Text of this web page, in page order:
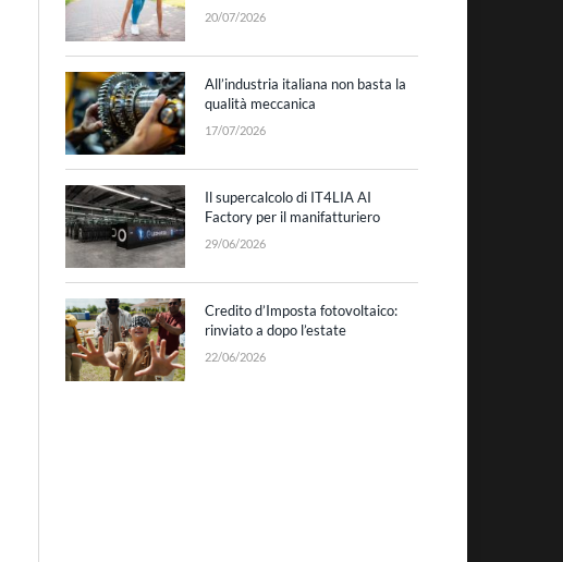
20/07/2026
All’industria italiana non basta la
qualità meccanica
17/07/2026
Il supercalcolo di IT4LIA AI
Factory per il manifatturiero
29/06/2026
Credito d’Imposta fotovoltaico:
rinviato a dopo l’estate
22/06/2026